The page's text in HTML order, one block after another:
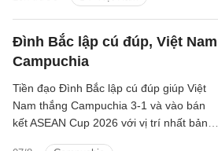
Đình Bắc lập cú đúp, Việt
Campuchia
Tiền đạo Đình Bắc lập cú đúp giúp Việt
Nam thắng Campuchia 3-1 và vào bán
kết ASEAN Cup 2026 với vị trí nhất bảng